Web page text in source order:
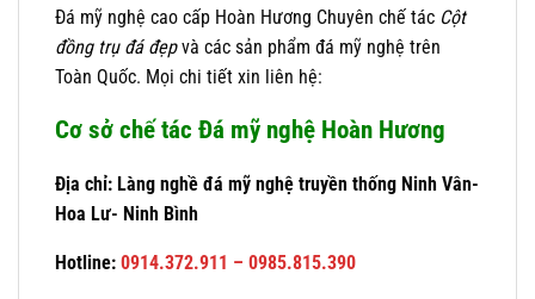
Đá mỹ nghệ cao cấp Hoàn Hương Chuyên chế tác Cột
đồng trụ đá đẹpvà các sản phẩm đá mỹ nghệ trên
Toàn Quốc. Mọi chi tiết xin liên hệ:
Cơ sở chế tác Đá mỹ nghệ Hoàn Hương
Địa chỉ: Làng nghề đá mỹ nghệ truyền thống Ninh Vân-
Hoa Lư- Ninh Bình
Hotline: 0914.372.911 – 0985.815.390